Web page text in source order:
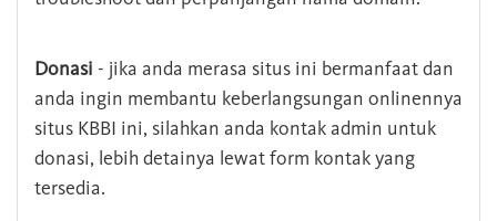
Donasi - jika anda merasa situs ini bermanfaat dan
anda ingin membantu keberlangsungan onlinennya
situs KBBI ini, silahkan anda kontak admin untuk
donasi, lebih detainya lewat form kontak yang
tersedia.